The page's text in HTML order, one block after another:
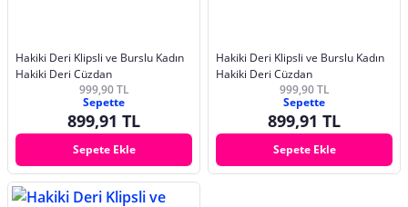
Hakiki Deri Klipsli ve Burslu Kadın
Hakiki Deri Cüzdan
999,90 TL
Sepette
899,91 TL
Sepete Ekle
Hakiki Deri Klipsli ve Burslu Kadın
Hakiki Deri Cüzdan
999,90 TL
Sepette
899,91 TL
Sepete Ekle